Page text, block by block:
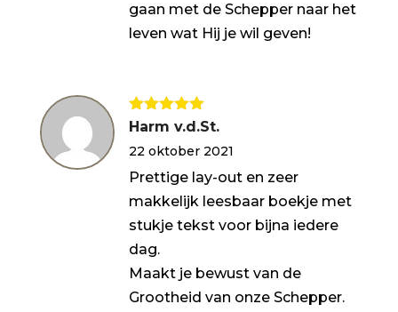
gaan met de Schepper naar het
leven wat Hij je wil geven!
Gewaardeerd
Harm v.d.St.
22 oktober 2021
Prettige lay-out en zeer
makkelijk leesbaar boekje met
stukje tekst voor bijna iedere
dag.
Maakt je bewust van de
Grootheid van onze Schepper.